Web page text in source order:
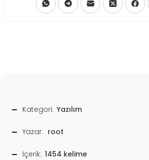
Kategori: Yazılım
Yazar: root
İçerik: 1454 kelime